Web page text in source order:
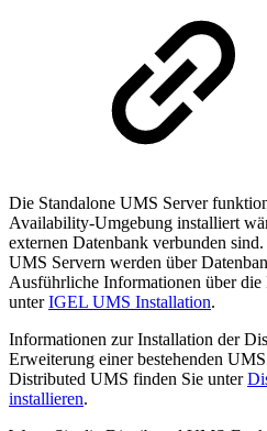
Die Standalone UMS Server
Availability-Umgebung installiert
externen Datenbank verbunden
UMS Servern werden über
Ausführliche Informationen über
unterIGEL UMS Installation.
Informationen zur Installation der
Erweiterung einer bestehenden
Distributed UMS finden Sie unter
installieren.